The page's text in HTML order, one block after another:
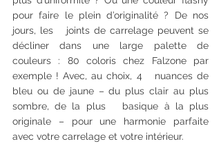
pour faire le plein d’originalité ? De nos
jours, les   joints de carrelage peuvent se
décliner dans une large palette de
couleurs : 80 coloris chez Falzone par
exemple ! Avec, au choix, 4   nuances de
bleu ou de jaune – du plus clair au plus
sombre, de la plus   basique à la plus
originale – pour une harmonie parfaite
avec votre carrelage et votre intérieur.